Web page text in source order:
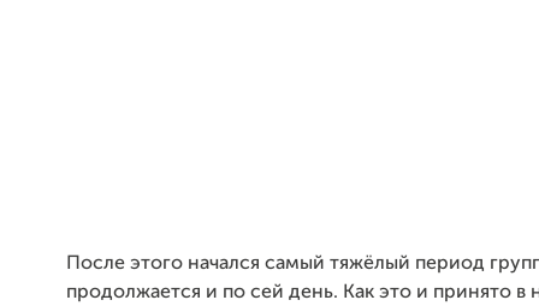
После этого начался самый тяжёлый период
продолжается и по сей день. Как это и принято в